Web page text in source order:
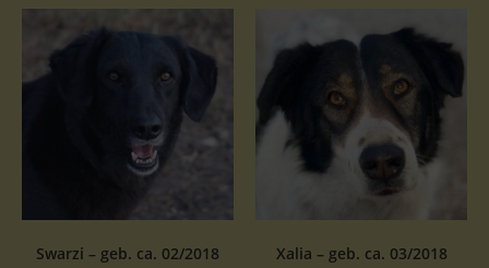
Swarzi – geb. ca. 02/2018 Xalia – geb. ca. 03/2018